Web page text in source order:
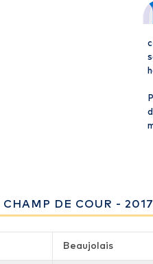
DE COUR -
Beaujolais